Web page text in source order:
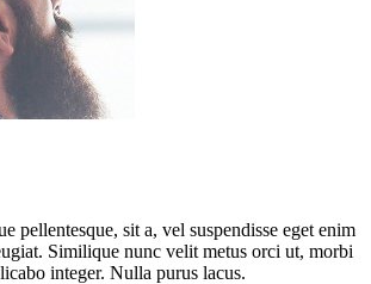
pellentesque, sit a, vel suspendisse eget enim
Similique nunc velit metus orci ut, morbi
integer. Nulla purus lacus.